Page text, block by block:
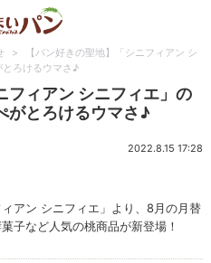
>
【パン好きの聖地】「シニフィアン シ
とろけるウマさ♪
フィアン シニフィエ」の
がとろけるウマさ♪
2022.8.15 17:28
アン シニフィエ」より、8月の月替
子など人気の桃商品が新登場！